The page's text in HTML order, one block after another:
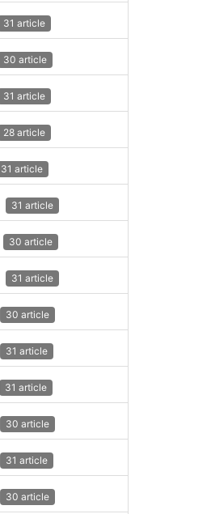
31 article
30 article
31 article
28 article
31 article
31 article
30 article
31 article
30 article
31 article
31 article
30 article
31 article
30 article